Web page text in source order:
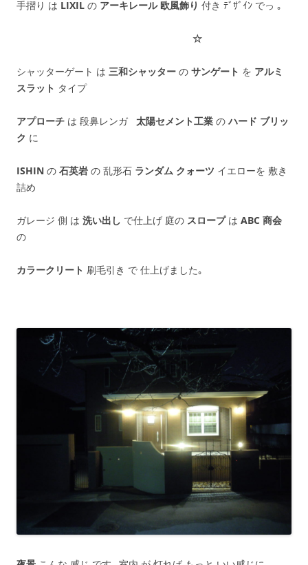
手摺り は LIXIL の アーキレール 欧風飾り 付き ﾃﾞｻﾞｲﾝ でっ ｡
☆
シャッターゲート は 三和シャッター の サンゲート を アルミ
スラット タイプ
アプローチ は 段鼻レンガ 太陽セメント工業 の ハード ブリッ
ク に
ISHIN の 石英岩 の 乱形石 ランダム クォーツ イエローを 敷き
詰め
ガレージ 側 は 洗い出し で仕上げ 庭の スロープは ABC 商会
の
カラークリート 刷毛引き で 仕上げました｡